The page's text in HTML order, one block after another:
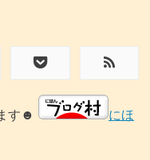
す☻
にほ